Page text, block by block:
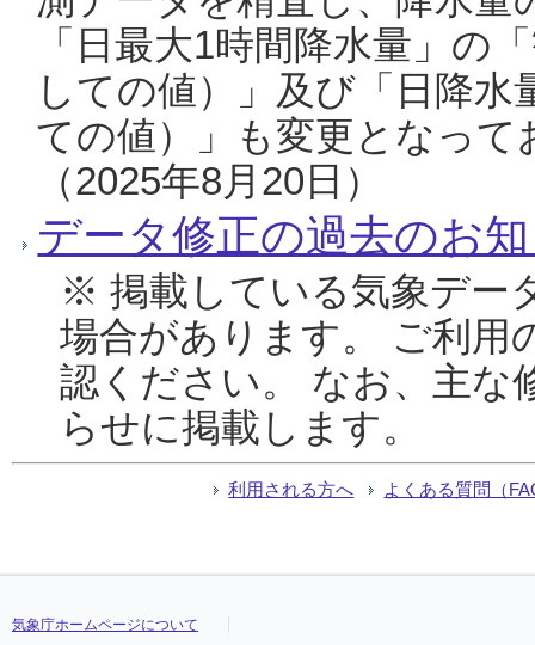
「日最大1時間降水量」の
しての値）」及び「日降
ての値）」も変更となっ
（2025年8月20日）
データ修正の過去のお
※ 掲載している気象デー
場合があります。 ご利用
認ください。 なお、主な
らせに掲載します。
利用される方へ よくある質問（
気象庁ホームページについて